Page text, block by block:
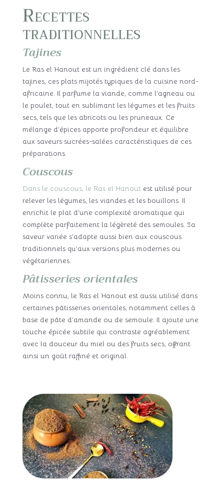
Recettes
traditionnelles
Tajines
Le Ras el Hanout est un ingrédient clé dans les
tajines, ces plats mijotés typiques de la cuisine nord-
africaine. Il parfume la viande, comme l’agneau ou
le poulet, tout en sublimant les légumes et les fruits
secs, tels que les abricots ou les pruneaux. Ce
mélange d’épices apporte profondeur et équilibre
aux saveurs sucrées-salées caractéristiques de ces
préparations.
Couscous
Dans le couscous, le Ras el Hanoutest utilisé pour
relever les légumes, les viandes et les bouillons. Il
enrichit le plat d’une complexité aromatique qui
complète parfaitement la légèreté des semoules. Sa
saveur variée s’adapte aussi bien aux couscous
traditionnels qu’aux versions plus modernes ou
végétariennes.
Pâtisseries orientales
Moins connu, le Ras el Hanout est aussi utilisé dans
certaines pâtisseries orientales, notamment celles à
base de pâte d’amande ou de semoule. Il ajoute une
touche épicée subtile qui contraste agréablement
avec la douceur du miel ou des fruits secs, offrant
ainsi un goût raffiné et original.